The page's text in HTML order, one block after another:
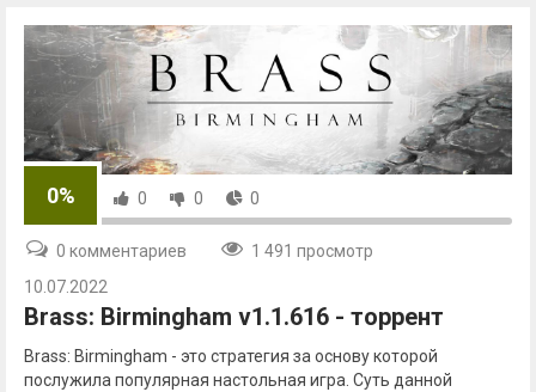
0% 0 0 0
0 комментариев
1 491 просмотр
10.07.2022
Brass: Birmingham v1.1.616 - торрент
Brass: Birmingham - это стратегия за основу которой
послужила популярная настольная игра. Суть данной